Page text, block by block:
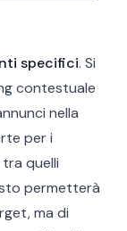
specifici. Si
contestuale
nella
per i
quelli
permetterà
ma di